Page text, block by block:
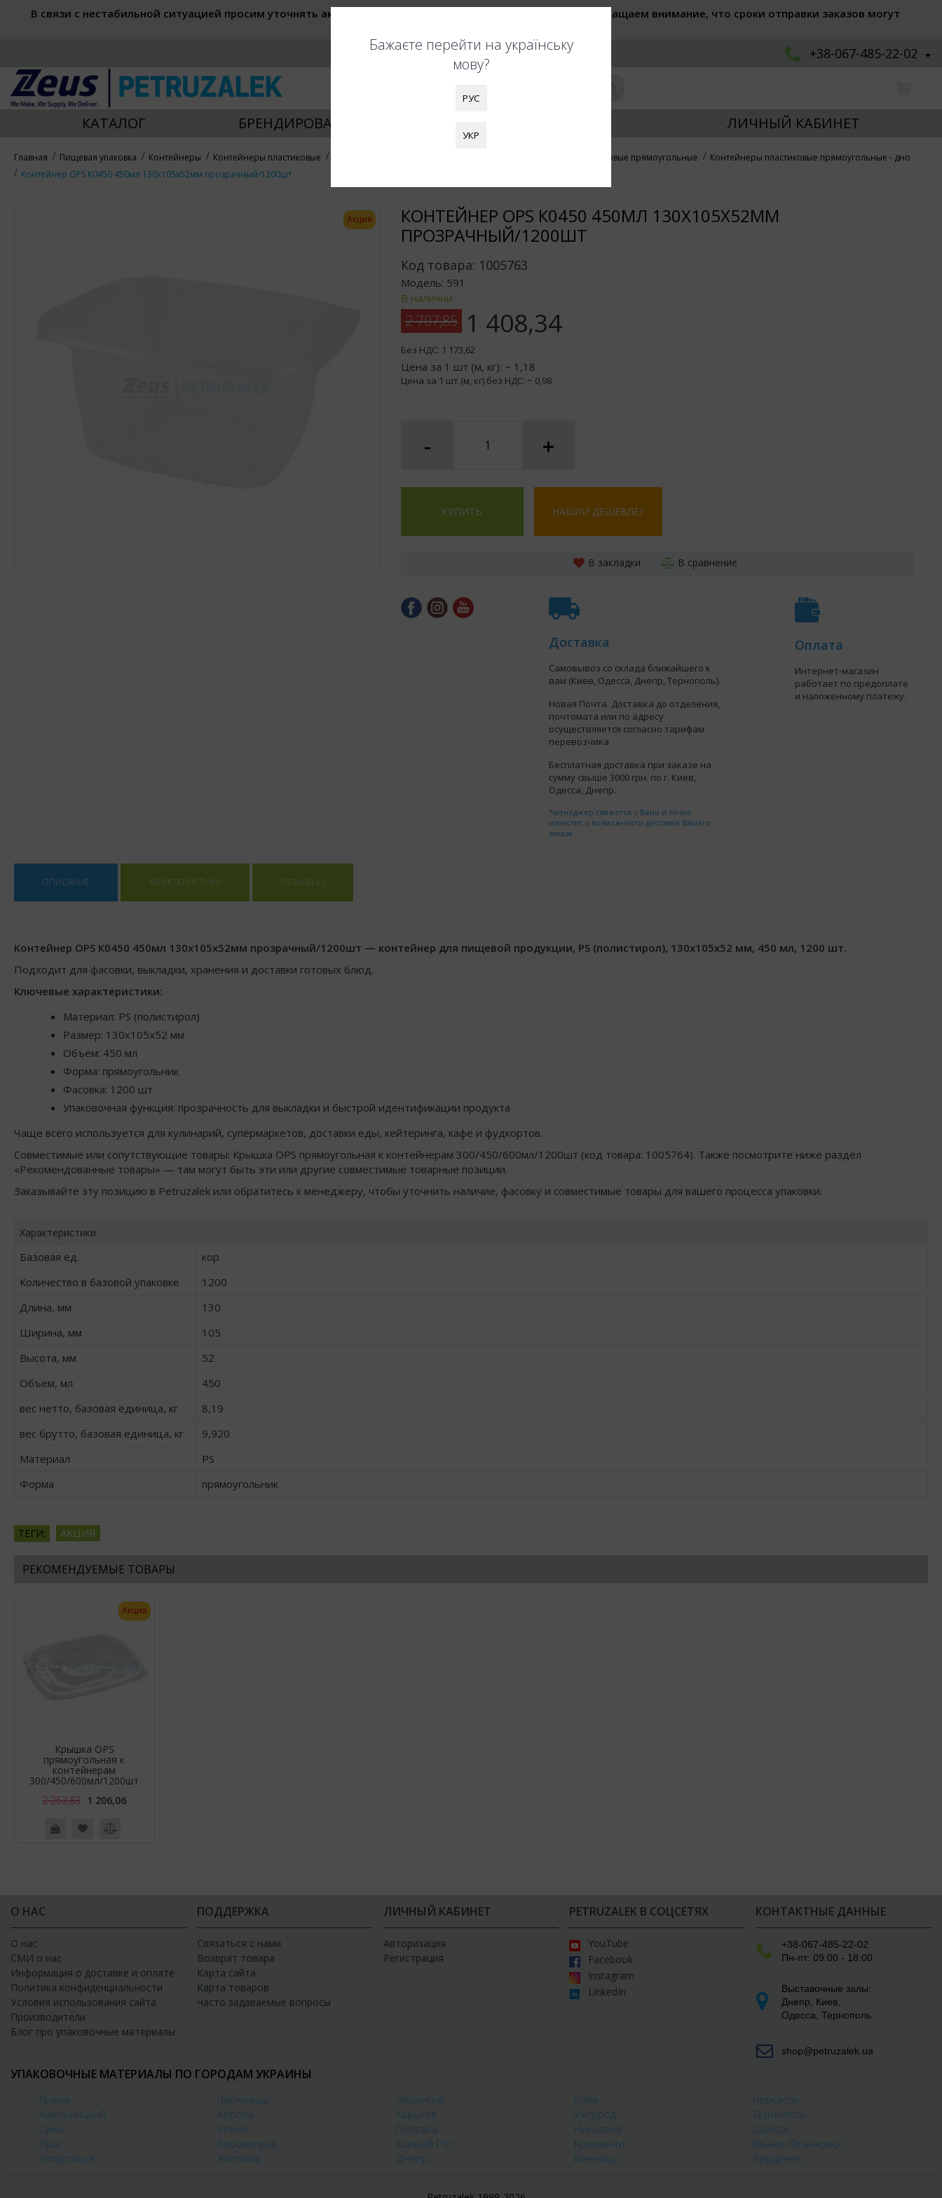
В связи с нестабильной ситуацией просим уточнять актуальные цены при оформлении заказа. Также обращаем внимание, что сроки отправки заказов могут
+38-067-485-22-02
КАТАЛОГ БРЕНДИРОВАНИЕ УПАКОВКИ ЛИЧНЫЙ КАБИНЕТ
Главная Пищевая упаковка Контейнеры Контейнеры пластиковые Контейнеры пластиковые прямоугольные
Контейнеры пластиковые прямоугольные - дно
Контейнер OPS К0450 450мл 130х105х52мм прозрачный/1200шт
Акция
КОНТЕЙНЕР OPS К0450 450МЛ 130Х105Х52ММ
ПРОЗРАЧНЫЙ/1200ШТ
Код товара: 1005763
Модель: 591
В наличии
2 707,85 1 408,34
Без НДС: 1 173,62
Цена за 1 шт (м, кг): ~ 1,18
Цена за 1 шт (м, кг) без НДС: ~ 0,98
- +
КУПИТЬ НАШЛИ ДЕШЕВЛЕ?
В закладки В сравнение
Доставка
Самовывоз со склада ближайшего к
вам (Киев, Одесса, Днепр, Тернополь).
Новая Почта. Доставка до отделения,
почтомата или по адресу
осуществляется согласно тарифам
перевозчика
Бесплатная доставка при заказе на
сумму свыше 3000 грн. по г. Киев,
Одесса, Днепр.
*менеджер свяжется с Вами и точно
известит о возможности доставки Вашего
заказа
Оплата
Интернет-магазин
работает по предоплате
и наложенному платежу.
ОПИСАНИЕ ХАРАКТЕРИСТИКИ ОТЗЫВЫ (0)
Контейнер OPS К0450 450мл 130х105х52мм прозрачный/1200шт — контейнер для пищевой продукции, PS (полистирол), 130x105x52 мм, 450 мл, 1200 шт.
Подходит для фасовки, выкладки, хранения и доставки готовых блюд.
Ключевые характеристики:
Материал: PS (полистирол)
Размер: 130x105x52 мм
Объем: 450 мл
Форма: прямоугольник
Фасовка: 1200 шт
Упаковочная функция: прозрачность для выкладки и быстрой идентификации продукта
Чаще всего используется для кулинарий, супермаркетов, доставки еды, кейтеринга, кафе и фудкортов.
Совместимые или сопутствующие товары: Крышка OPS прямоугольная к контейнерам 300/450/600мл/1200шт (код товара: 1005764). Также посмотрите ниже раздел
«Рекомендованные товары» — там могут быть эти или другие совместимые товарные позиции.
Заказывайте эту позицию в Petruzalek или обратитесь к менеджеру, чтобы уточнить наличие, фасовку и совместимые товары для вашего процесса упаковки.
Характеристики
Базовая ед.
кор
Количество в базовой упаковке
1200
Длина, мм
130
Ширина, мм
105
Высота, мм
52
Объем, мл
450
вес нетто, базовая единица, кг
8,19
вес брутто, базовая единица, кг
9,920
Материал
PS
Форма
прямоугольник
ТЕГИ: АКЦИЯ
РЕКОМЕНДУЕМЫЕ ТОВАРЫ
Акция
Крышка OPS
прямоугольная к
контейнерам
300/450/600мл/1200шт
2 252,83 1 206,06
Бажаєте перейти на українську
мову?
РУС
УКР
О НАС
О нас
СМИ о нас
Информация о доставке и оплате
Политика конфиденциальности
Условия использования сайта
Производители
Блог про упаковочные материалы
ПОДДЕРЖКА
Связаться с нами
Возврат товара
Карта сайта
Карта товаров
Часто задаваемые вопросы
ЛИЧНЫЙ КАБИНЕТ
Авторизация
Регистрация
PETRUZALEK В СОЦСЕТЯХ
YouTube
Facebook
Instagram
LinkedIn
КОНТАКТНЫЕ ДАННЫЕ
+38-067-485-22-02
Пн-пт: 09:00 - 18:00
Выставочные залы:
Днепр, Киев,
Одесса, Тернополь
shop@petruzalek.ua
УПАКОВОЧНЫЕ МАТЕРИАЛЫ ПО ГОРОДАМ УКРАИНЫ
Львов Черновцы Чернигов Киев
Черкассы
Хмельницкий
Херсон Харьков Ужгород
Тернополь
Сумы
Ровно Полтава Николаев
Одесса
Луцк
Кировоград Кривой Рог Кременчуг
Ивано-Франковск
Запорожье
Житомир Днепр Винница Бердичев